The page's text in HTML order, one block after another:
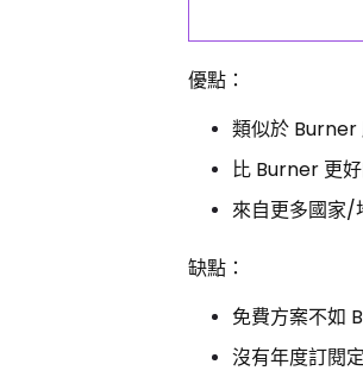
優點：
類似於 Burner
比 Burner 更
來自更多國家/
缺點：
免費方案不如
沒有年度訂閱